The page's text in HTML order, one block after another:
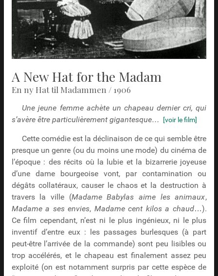
A New Hat for the Madam
En ny Hat til Madammen / 1906
Une jeune femme achète un chapeau dernier cri, qui
s’avère être particulièrement gigantesque…
[voir le film]
Cette comédie est la déclinaison de ce qui semble être
presque un genre (ou du moins une mode) du cinéma de
l’époque : des récits où la lubie et la bizarrerie joyeuse
d’une dame bourgeoise vont, par contamination ou
dégâts collatéraux, causer le chaos et la destruction à
travers la ville (Madame Babylas aime les animaux,
Madame a ses envies, Madame cent kilos a chaud…).
Ce film cependant, n’est ni le plus ingénieux, ni le plus
inventif d’entre eux : les passages burlesques (à part
peut-être l’arrivée de la commande) sont peu lisibles ou
trop accélérés, et le chapeau est finalement assez peu
exploité (on est notamment surpris par cette espèce de